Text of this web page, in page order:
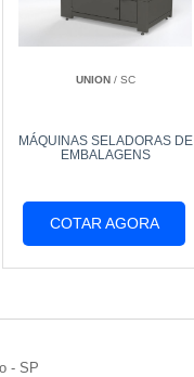
UNION/ SC
MÁQUINAS SELADORAS DE
EMBALAGENS
COTAR AGORA
- SP